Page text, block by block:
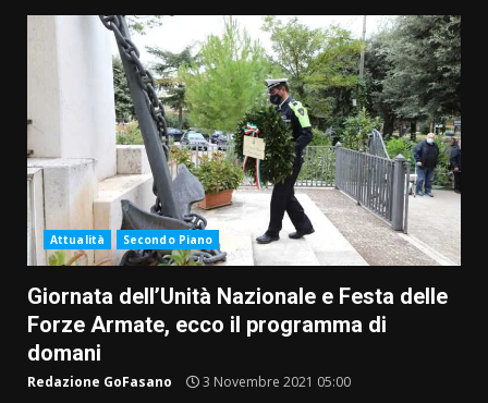
Attualità Secondo Piano
Giornata dell’Unità Nazionale e Festa delle
Forze Armate, ecco il programma di
domani
Redazione GoFasano 3 Novembre 2021 05:00